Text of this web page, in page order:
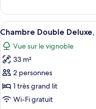
Chambre
Double
Standard
le
type
de
chambre
Chambre
Double
Standard
Afficher
toutes
les
photos
pour
ce
type
7
Chambre Double
Vue sur le vignoble
33 m²
2 personnes
1 très grand lit
Wi-Fi gratuit